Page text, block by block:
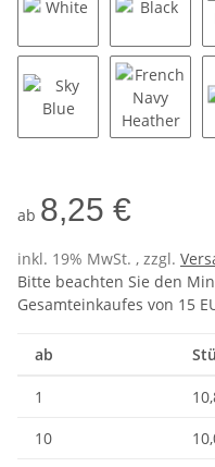
White Black
ab 8,25 €
inkl. 19% MwSt. , zzgl.
Bitte beachten Sie den
Gesamteinkaufes von 15
ab
1
10